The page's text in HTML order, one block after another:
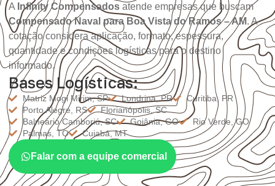
A Infinity Compensados atende empresas que buscam
Compensado Naval para Boa Vista do Ramos – AM. A
cotação considera aplicação, formato, espessura,
quantidade e condições logísticas para o destino
informado.
Bases Logísticas:
Matriz Mogi Mirim, SP Londrina, PR
Curitiba, PR
Porto Alegre, RS
Florianópolis, SC
Balneário Camboriú, SC
Goiânia, GO
Rio Verde, GO
Palmas, TO
Cuiabá, MT
Falar com a equipe comercial